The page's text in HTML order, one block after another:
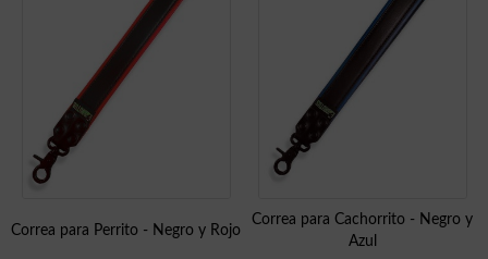
Correa para Perrito - Negro y Rojo
Correa para Cachorrito - Negro y
Azul